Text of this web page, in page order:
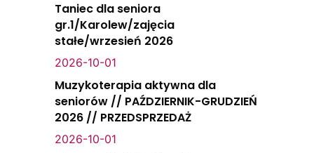
Taniec dla seniora
gr.1/Karolew/zajęcia
stałe/wrzesień 2026
2026-10-01
Muzykoterapia aktywna dla
seniorów // PAŹDZIERNIK-GRUDZIEŃ
2026 // PRZEDSPRZEDAŻ
2026-10-01